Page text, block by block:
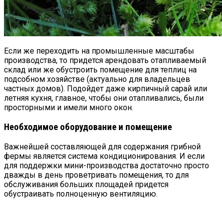
Если же переходить на промышленные масштабы
производства, то придется арендовать отапливаемый
склад или же обустроить помещение для теплиц на
подсобном хозяйстве (актуально для владельцев
частных домов). Подойдет даже кирпичный сарай или
летняя кухня, главное, чтобы они отапливались, были
просторными и имели много окон.
Необходимое оборудование и помещение
Важнейшей составляющей для содержания грибной
фермы является система кондиционирования. И если
для поддержки мини-производства достаточно просто
дважды в день проветривать помещения, то для
обслуживания больших площадей придется
обустраивать полноценную вентиляцию.